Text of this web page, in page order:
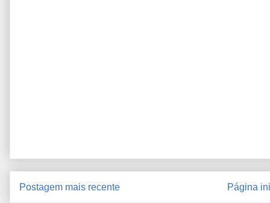
Postagem mais recente Página